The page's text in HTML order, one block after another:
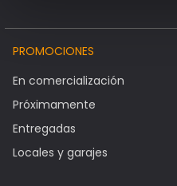
PROMOCIONES
En comercialización
Próximamente
Entregadas
Locales y garajes